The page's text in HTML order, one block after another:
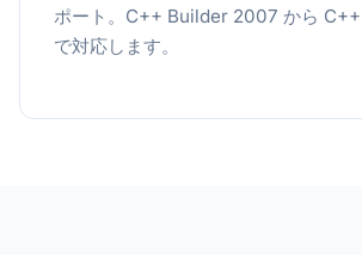
ポート。C++ Builder 2007 から C++
で対応します。